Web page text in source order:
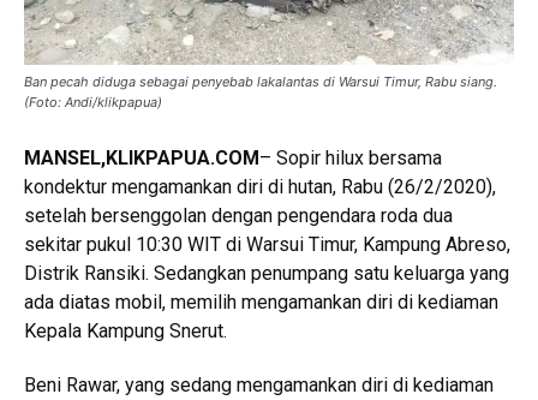
Ban pecah diduga sebagai penyebab lakalantas di Warsui Timur, Rabu siang.
(Foto: Andi/klikpapua)
MANSEL,KLIKPAPUA.COM– Sopir hilux bersama
kondektur mengamankan diri di hutan, Rabu (26/2/2020),
setelah bersenggolan dengan pengendara roda dua
sekitar pukul 10:30 WIT di Warsui Timur, Kampung Abreso,
Distrik Ransiki. Sedangkan penumpang satu keluarga yang
ada diatas mobil, memilih mengamankan diri di kediaman
Kepala Kampung Snerut.
Beni Rawar, yang sedang mengamankan diri di kediaman